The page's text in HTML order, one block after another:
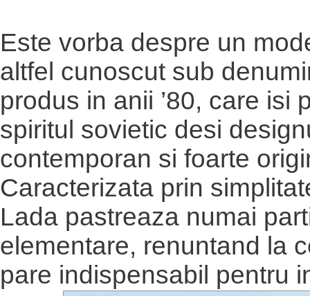
Este vorba despre un
altfel cunoscut sub
produs in anii ’80, care isi
spiritul sovietic desi
contemporan si foarte
Caracterizata prin
Lada pastreaza numai
elementare, renuntand la
pare indispensabil pentru